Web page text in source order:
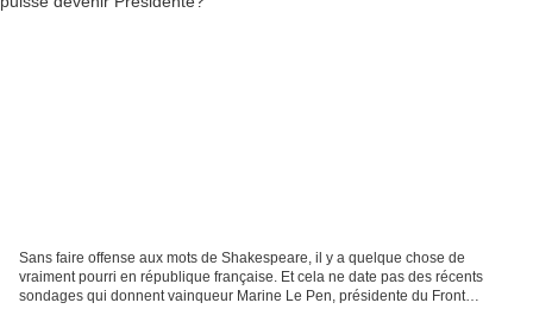
Sans faire offense aux mots de Shakespeare, il y a quelque chose de
vraiment pourri en république française. Et cela ne date pas des récents
sondages qui donnent vainqueur Marine Le Pen, présidente du Front